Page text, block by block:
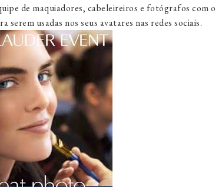
de maquiadores, cabeleireiros e fotógrafos com o
usadas nos seus avatares nas redes sociais.